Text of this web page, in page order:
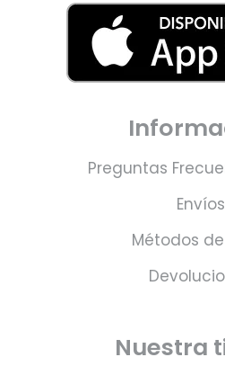
Preguntas
Envíos
Métodos
Nuestra